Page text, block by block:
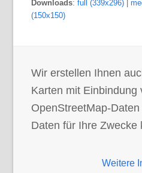
Downloads:full (339x296) |
(150x150)
Wir erstellen Ihnen
Karten mit Einbindung
OpenStreetMap-
Daten für Ihre Zwecke
Weitere